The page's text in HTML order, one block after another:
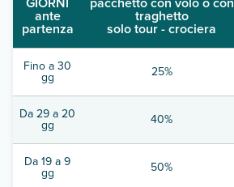
ante
partenza
traghetto
solo tour - crociera
Fino a 30
gg 25%
Da 29 a 20
gg 40%
Da 19 a 9
gg 50%